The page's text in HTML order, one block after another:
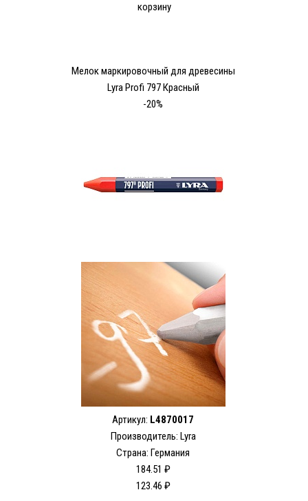
корзину
Мелок маркировочный для древесины
Lyra Profi 797 Красный
-20%
Артикул: L4870017
Производитель: Lyra
Страна: Германия
184.51 ₽
123.46 ₽